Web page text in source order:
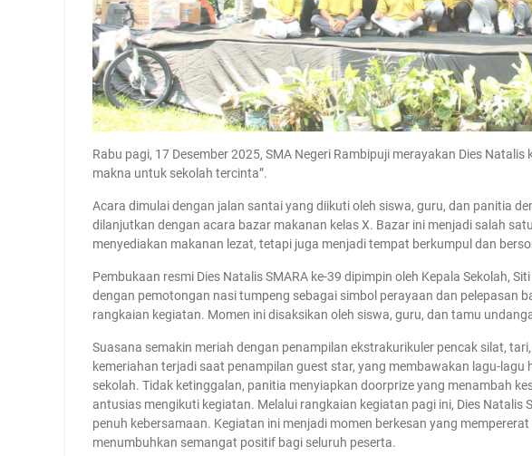
Rabu pagi, 17 Desember 2025, SMA Negeri Rambipuji merayakan Dies
makna untuk sekolah tercinta”.
Acara dimulai dengan jalan santai yang diikuti oleh siswa, guru, dan panitia
dilanjutkan dengan acara bazar makanan kelas X. Bazar ini menjadi salah
menyediakan makanan lezat, tetapi juga menjadi tempat berkumpul dan
Pembukaan resmi Dies Natalis SMARA ke-39 dipimpin oleh Kepala Sekolah,
dengan pemotongan nasi tumpeng sebagai simbol perayaan dan pelepasan
rangkaian kegiatan. Momen ini disaksikan oleh siswa, guru, dan tamu
Suasana semakin meriah dengan penampilan ekstrakurikuler pencak silat,
kemeriahan terjadi saat penampilan guest star, yang membawakan lagu-lagu
sekolah. Tidak ketinggalan, panitia menyiapkan doorprize yang menambah
antusias mengikuti kegiatan. Melalui rangkaian kegiatan pagi ini, Dies Natalis
penuh kebersamaan. Kegiatan ini menjadi momen berkesan yang
menumbuhkan semangat positif bagi seluruh peserta.